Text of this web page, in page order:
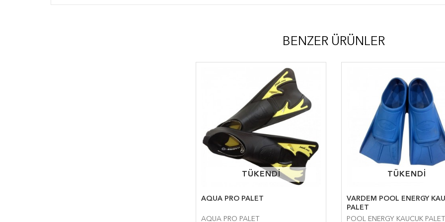
BENZER ÜRÜNLER
TÜKENDİ
TÜKENDİ
AQUA PRO PALET
AQUA PRO PALET
TÜKENDİ
TÜKENDİ
VARDEM POOL ENERGY
PALET
POOL ENERGY KAUCUK PALET